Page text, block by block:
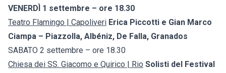
VENERDÌ 1 settembre – ore 18.30
Teatro Flamingo | Capoliveri Erica Piccotti e Gian Marco
Ciampa – Piazzolla, Albéniz, De Falla, Granados
SABATO 2 settembre – ore 18.30
Chiesa dei SS. Giacomo e Quirico | Rio Solisti del Festival